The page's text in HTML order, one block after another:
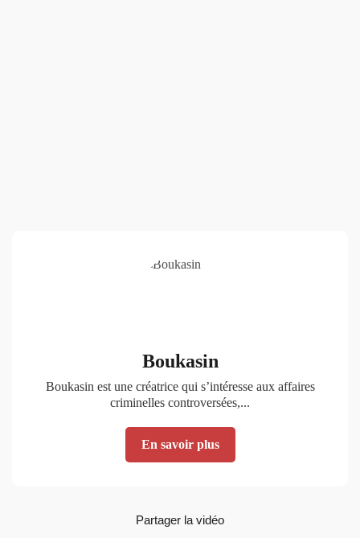
Boukasin
Boukasin est une créatrice qui s’intéresse aux affaires
criminelles controversées,...
En savoir plus
Partager la vidéo